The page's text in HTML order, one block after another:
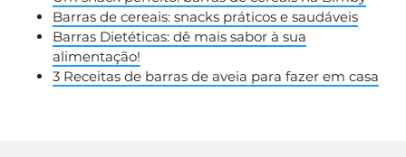
Barras de cereais: snacks práticos e saudáveis
Barras Dietéticas: dê mais sabor à sua
alimentação!
3 Receitas de barras de aveia para fazer em casa